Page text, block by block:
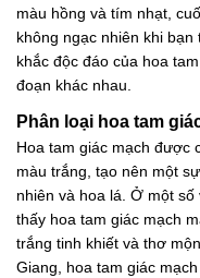
màu hồng và tím nhạt,
không ngạc nhiên khi
khắc độc đáo của hoa
đoạn khác nhau.
Phân loại hoa tam
Hoa tam giác mạch được
màu trắng, tạo nên một
nhiên và hoa lá. Ở một
thấy hoa tam giác mạch
trắng tinh khiết và thơ
Giang, hoa tam giác